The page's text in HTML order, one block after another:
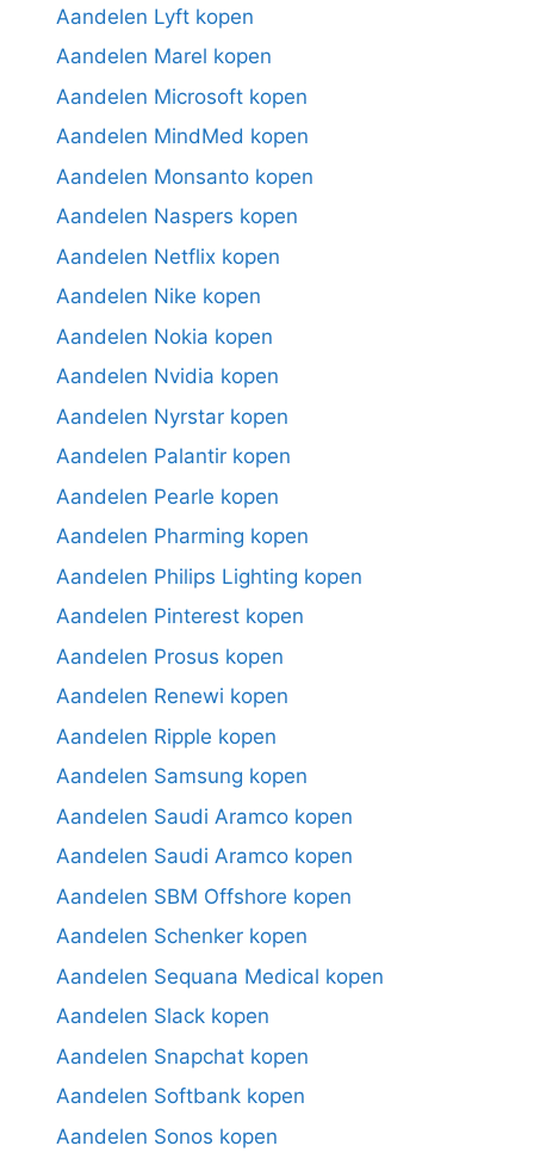
Aandelen Lyft kopen
Aandelen Marel kopen
Aandelen Microsoft kopen
Aandelen MindMed kopen
Aandelen Monsanto kopen
Aandelen Naspers kopen
Aandelen Netflix kopen
Aandelen Nike kopen
Aandelen Nokia kopen
Aandelen Nvidia kopen
Aandelen Nyrstar kopen
Aandelen Palantir kopen
Aandelen Pearle kopen
Aandelen Pharming kopen
Aandelen Philips Lighting kopen
Aandelen Pinterest kopen
Aandelen Prosus kopen
Aandelen Renewi kopen
Aandelen Ripple kopen
Aandelen Samsung kopen
Aandelen Saudi Aramco kopen
Aandelen Saudi Aramco kopen
Aandelen SBM Offshore kopen
Aandelen Schenker kopen
Aandelen Sequana Medical kopen
Aandelen Slack kopen
Aandelen Snapchat kopen
Aandelen Softbank kopen
Aandelen Sonos kopen